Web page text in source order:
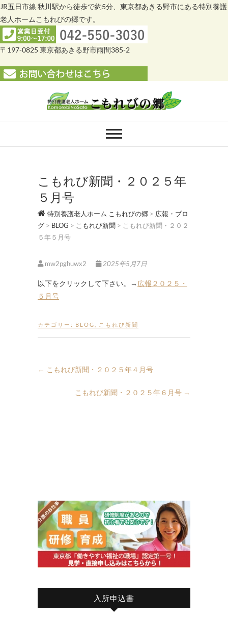
JR五日市線 秋川駅から徒歩で約5分、東京都あきる野市にある特別養護
老人ホームこもれびの郷です。
〒197-0825 東京都あきる野市雨間385-2
特別養護老人ホー
ム こもれびの郷
こもれび新聞・２０２５年
５月号
特別養護老人ホーム こもれびの郷 > 広報・ブロ
グ > BLOG > こもれび新聞 > こもれび新聞・２０２
５年５月号
mw2pghuwx2 2025年5月7日
以下をクリックして下さい。→ 広報２０２５・
５月号
カテゴリー: BLOG こもれび新聞
← こもれび新聞・２０２５年４月号
こもれび新聞・２０２５年６月号 →
入所申込書